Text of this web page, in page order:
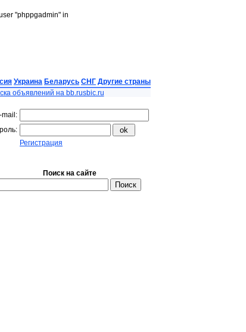
"phppgadmin" in
Украина Беларусь СНГ Другие страны
объявлений на bb.rusbic.ru
mail:
Регистрация
Поиск на сайте